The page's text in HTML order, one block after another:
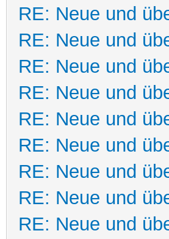
RE: Neue und
RE: Neue und
RE: Neue und
RE: Neue und
RE: Neue und
RE: Neue und
RE: Neue und
RE: Neue und
RE: Neue und